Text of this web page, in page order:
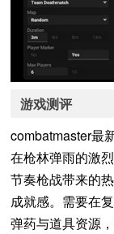
游戏测评
combatmaster最
在枪林弹雨的激
节奏枪战带来的
成就感。需要在
弹药与道具资源